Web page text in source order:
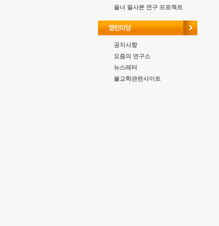
올너 필사본 연구 프로젝트
공지사항
요즘의 연구소
뉴스레터
불교학관련사이트